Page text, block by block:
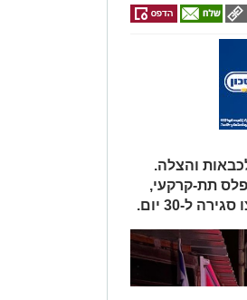
והצלה.
תת-קרקעי,
ל-30 יום.